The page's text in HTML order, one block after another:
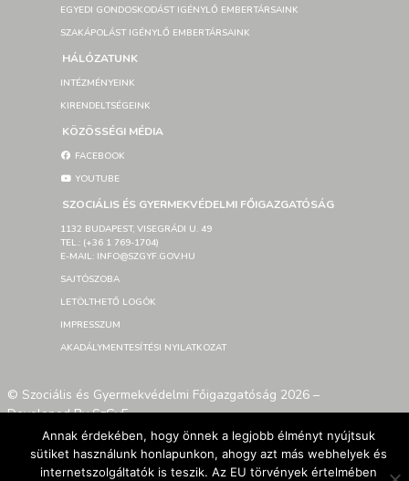
EGYEDI GONDOSKODÁST IGÉNYLŐ EMBERTÁRSAINK
SZAKÁPOLÁST IGÉNYLŐ EMBERTÁRSAINK
HÁLÓZATUNK
INTÉZMÉNYEINK
KIRENDELTSÉGEINK
KÖZÖSSÉGI MÉDIA
FACEBOOK
YOUTUBE
SZOCIÁLIS ÉS GYERMEKVÉDELMI FŐIGAZGATÓSÁG
1132 BUDAPEST, VISEGRÁDI U. 49
TEL.: (+36 1 769-1704)
E-MAIL: INFO@SZGYF.GOV.HU
SAJTÓSZOBA
LETÖLTHETŐ LOGÓK
IMPRESSZUM
AKADÁLYMENTESÍTÉSI NYILATKOZAT
© Szociális és Gyermekvédelmi Főigazgatóság 2026 –
Developed By SzGyF
Annak érdekében, hogy önnek a legjobb élményt nyújtsuk
sütiket használunk honlapunkon, ahogy azt más webhelyek és
internetszolgáltatók is teszik. Az EU törvények értelmében